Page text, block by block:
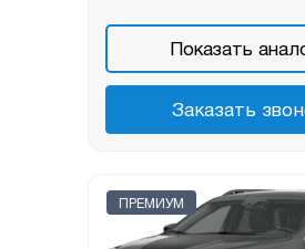
Показать
Заказать
ПРЕМИУМ